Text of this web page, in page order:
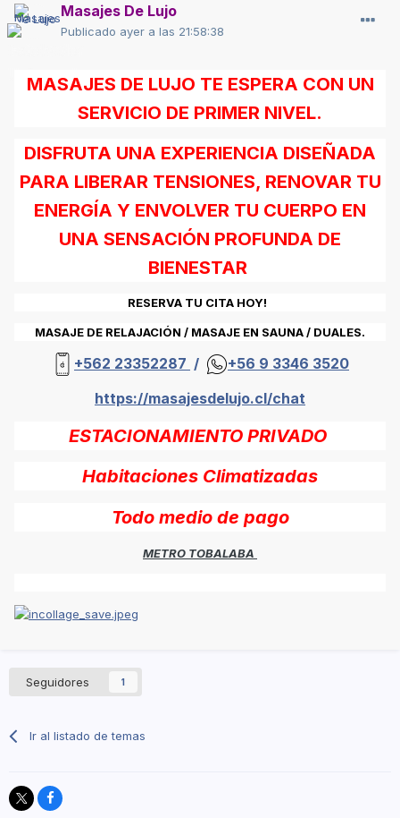
Masajes De Lujo
Publicado ayer a las 21:58:38
MASAJES DE LUJO TE ESPERA CON UN
SERVICIO DE PRIMER NIVEL.
DISFRUTA UNA EXPERIENCIA DISEÑADA
PARA LIBERAR TENSIONES, RENOVAR TU
ENERGÍA Y ENVOLVER TU CUERPO EN
UNA SENSACIÓN PROFUNDA DE
BIENESTAR
RESERVA TU CITA HOY!
MASAJE DE RELAJACIÓN / MASAJE EN SAUNA / DUALES.
+562 23352287 /
+56 9 3346 3520
https://masajesdelujo.cl/chat
ESTACIONAMIENTO PRIVADO
Habitaciones Climatizadas
Todo medio de pago
METRO TOBALABA
Seguidores 1
Ir al listado de temas